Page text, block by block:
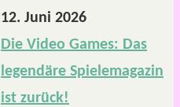
12. Juni 2026
Die Video Games: Das
legendäre Spielemagazin
ist zurück!